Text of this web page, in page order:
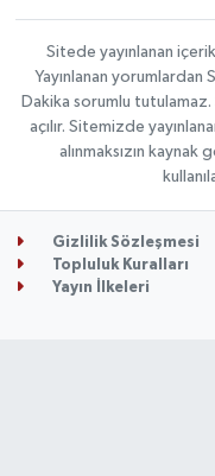
Sitede yayınlanan
Yayınlanan yorumlardan
Dakika sorumlu
açılır. Sitemizde
alınmaksızın
Gizlilik Sözleşmesi
Topluluk Kuralları
Yayın İlkeleri